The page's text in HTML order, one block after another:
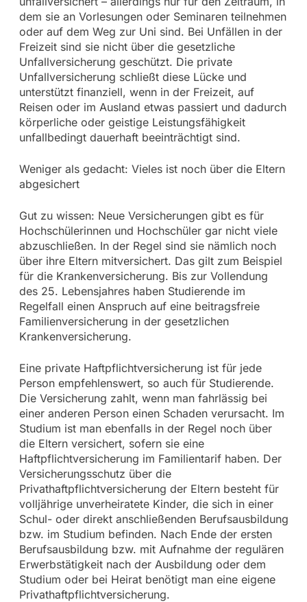
dem sie an Vorlesungen oder Seminaren teilnehmen
oder auf dem Weg zur Uni sind. Bei Unfällen in der
Freizeit sind sie nicht über die gesetzliche
Unfallversicherung geschützt. Die private
Unfallversicherung schließt diese Lücke und
unterstützt finanziell, wenn in der Freizeit, auf
Reisen oder im Ausland etwas passiert und dadurch
körperliche oder geistige Leistungsfähigkeit
unfallbedingt dauerhaft beeinträchtigt sind.
Weniger als gedacht: Vieles ist noch über die Eltern
abgesichert
Gut zu wissen: Neue Versicherungen gibt es für
Hochschülerinnen und Hochschüler gar nicht viele
abzuschließen. In der Regel sind sie nämlich noch
über ihre Eltern mitversichert. Das gilt zum Beispiel
für die Krankenversicherung. Bis zur Vollendung
des 25. Lebensjahres haben Studierende im
Regelfall einen Anspruch auf eine beitragsfreie
Familienversicherung in der gesetzlichen
Krankenversicherung.
Eine private Haftpflichtversicherung ist für jede
Person empfehlenswert, so auch für Studierende.
Die Versicherung zahlt, wenn man fahrlässig bei
einer anderen Person einen Schaden verursacht. Im
Studium ist man ebenfalls in der Regel noch über
die Eltern versichert, sofern sie eine
Haftpflichtversicherung im Familientarif haben. Der
Versicherungsschutz über die
Privathaftpflichtversicherung der Eltern besteht für
volljährige unverheiratete Kinder, die sich in einer
Schul- oder direkt anschließenden Berufsausbildung
bzw. im Studium befinden. Nach Ende der ersten
Berufsausbildung bzw. mit Aufnahme der regulären
Erwerbstätigkeit nach der Ausbildung oder dem
Studium oder bei Heirat benötigt man eine eigene
Privathaftpflichtversicherung.